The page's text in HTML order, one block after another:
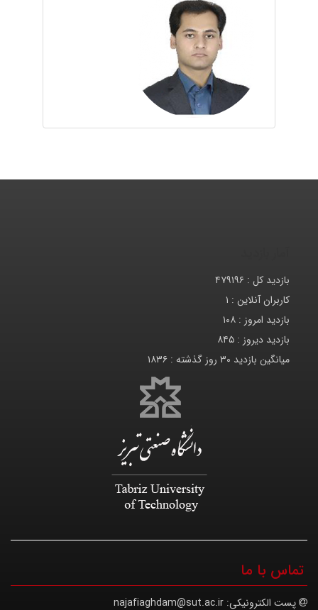
بازدید کل : ۴۷۹۱۹۶
کاربران آنلاین : ۱
بازدید امروز : ۱۰۸
بازدید دیروز : ۸۴۵
میانگین بازدید ۳۰ روز گذشته :
۱۸۳۶
تماس با ما
پست الکترونیکی: najafiaghdam@sut.ac.ir